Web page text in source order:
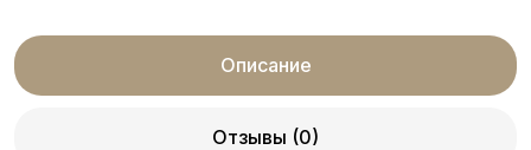
Описание
Отзывы (0)